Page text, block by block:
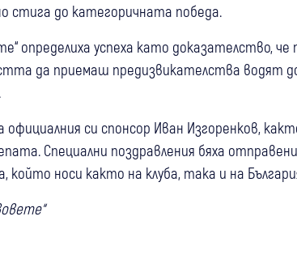
стига до категоричната победа.
определиха успеха като доказателство,
да приемаш предизвикателства водят
официалния си спонсор Иван Изгоренков,
Специални поздравления бяха
който носи както на клуба, така и на